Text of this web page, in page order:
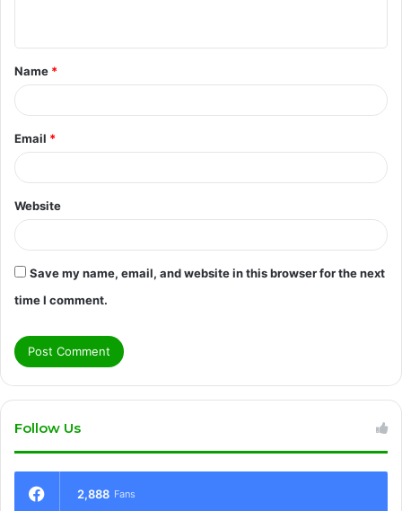
t
*
Name *
Email *
Website
Save my name, email, and website in this browser for the next
time I comment.
Follow Us
2,888 Fans